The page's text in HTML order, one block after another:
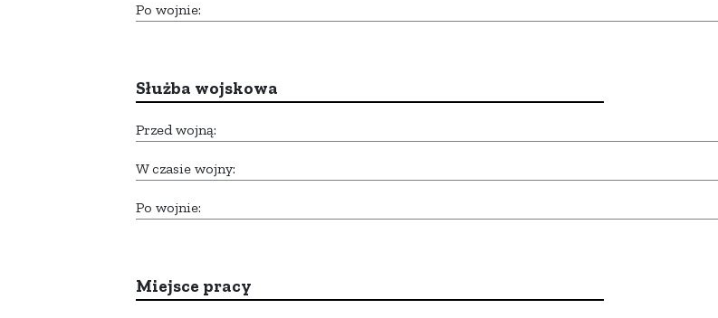
Po wojnie:
Służba wojskowa
Przed wojną:
W czasie wojny:
Po wojnie:
Miejsce pracy